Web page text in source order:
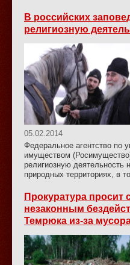
В российских
религиозную
05.02.2014
Федеральное агентство по
имуществом
религиозную деятельность
природных территориях, в
Прокуратура просит
незаконным
Темрюка из-за